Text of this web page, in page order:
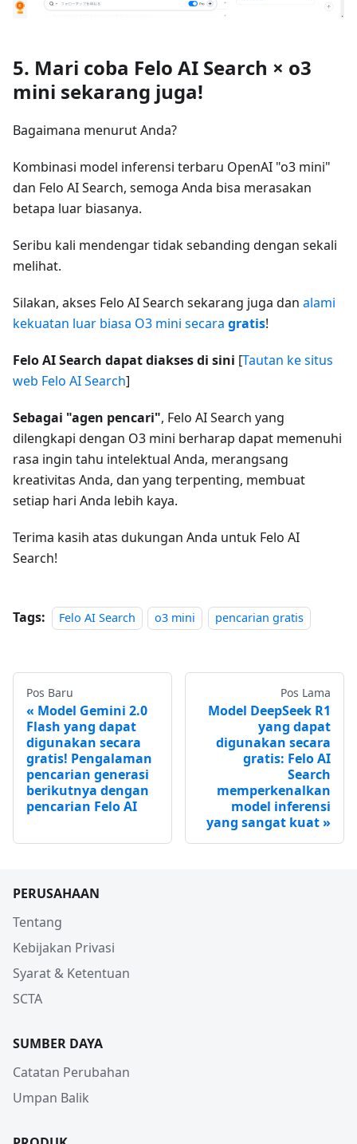
5. Mari coba Felo AI Search × o3
mini sekarang juga!
Bagaimana menurut Anda?
Kombinasi model inferensi terbaru OpenAI "o3 mini"
dan Felo AI Search, semoga Anda bisa merasakan
betapa luar biasanya.
Seribu kali mendengar tidak sebanding dengan sekali
melihat.
Silakan, akses Felo AI Search sekarang juga dan alami
kekuatan luar biasa O3 mini secara gratis!
Felo AI Search dapat diakses di sini [Tautan ke situs
web Felo AI Search]
Sebagai "agen pencari", Felo AI Search yang
dilengkapi dengan O3 mini berharap dapat memenuhi
rasa ingin tahu intelektual Anda, merangsang
kreativitas Anda, dan yang terpenting, membuat
setiap hari Anda lebih kaya.
Terima kasih atas dukungan Anda untuk Felo AI
Search!
Tags: Felo AI Search o3 mini pencarian gratis
Pos Baru
Model Gemini 2.0
Flash yang dapat
digunakan secara
gratis! Pengalaman
pencarian generasi
berikutnya dengan
pencarian Felo AI
Pos Lama
Model DeepSeek R1
yang dapat
digunakan secara
gratis: Felo AI
Search
memperkenalkan
model inferensi
yang sangat kuat
PERUSAHAAN
Tentang
Kebijakan Privasi
Syarat & Ketentuan
SCTA
SUMBER DAYA
Catatan Perubahan
Umpan Balik